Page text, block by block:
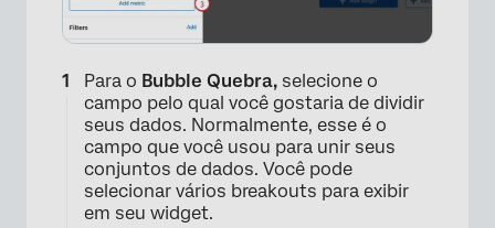
×
Para o Bubble Quebra, selecione o
campo pelo qual você gostaria de dividir
seus dados. Normalmente, esse é o
campo que você usou para unir seus
conjuntos de dados. Você pode
selecionar vários breakouts para exibir
em seu widget.